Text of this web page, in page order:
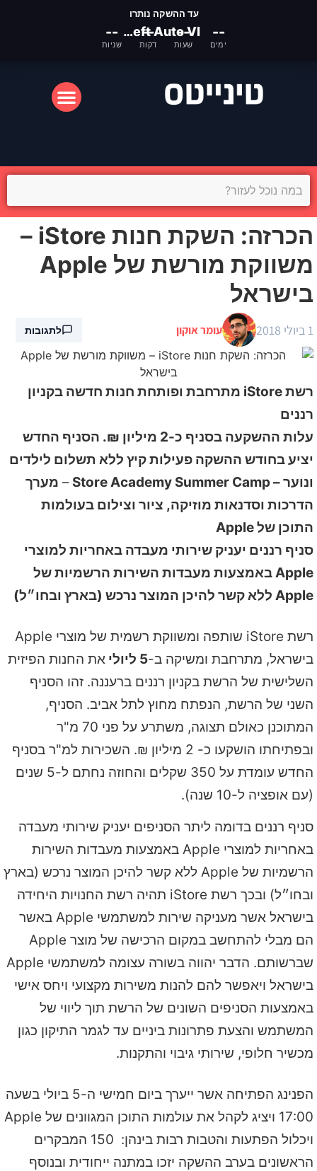
עד ההשקה נותרו
Grand Theft Auto VI --
ימים
--
שעות
--
דקות
--
שניות
הכרזה: השקת חנות iStore –
משווקת מורשת של Apple
בישראל
1 ביולי 2018 עומר אוקון לתגובות
רשתiStore מתרחבת ופותחת חנות חדשה בקניון
רננים
עלות ההשקעה בסניף כ-2 מיליון ₪. הסניף החדש
יציע בחודש ההשקה פעילות קיץ ללא תשלום לילדים
ונוער –
Camp
– מערך
הדרכות וסדנאות מוזיקה, ציור וצילום בעולמות
התוכן שלApple
סניף רננים יעניק שירותי מעבדה באחריות למוצרי
Appleבאמצעות מעבדות השירות הרשמיות של
Apple ללא קשר להיכן המוצר נרכש (בארץ ובחו״ל)
רשת iStore שותפה ומשווקת רשמית של מוצרי Apple
בישראל, מתרחבת ומשיקה ב-5 ליולי
את החנות הפיזית
השלישית של הרשת בקניון רננים ברעננה. זהו הסניף
השני של הרשת, הנפתח מחוץ לתל אביב. הסניף,
המתוכנן כאולם תצוגה, משתרע על פני 70 מ"ר
ובפתיחתו הושקעו כ- 2 מיליון ₪. השכירות למ"ר בסניף
החדש עומדת על 350 שקלים והחוזה נחתם ל-5 שנים
(עם אופציה ל-10 שנה).
סניף רננים בדומה ליתר הסניפים יעניק שירותי מעבדה
באחריות למוצרי Apple באמצעות מעבדות השירות
הרשמיות של Apple ללא קשר להיכן המוצר נרכש (בארץ
ובחו״ל) ובכך רשת iStore תהיה רשת החנויות היחידה
בישראל אשר מעניקה שירות למשתמשי Apple באשר
הם מבלי להתחשב במקום הרכישה של מוצר Apple
שברשותם. הדבר יהווה בשורה עצומה למשתמשי Apple
בישראל ויאפשר להם להנות משירות מקצועי ויחס אישי
באמצעות הסניפים השונים של הרשת תוך ליווי של
המשתמש והצעת פתרונות ביניים עד לגמר התיקון כגון
מכשיר חלופי, שירותי גיבוי והתקנות.
הפנינג הפתיחה אשר ייערך ביום חמישי ה-5 ביולי בשעה
17:00 ויציג לקהל את עולמות התוכן המגוונים של Apple
ויכלול הפתעות והטבות רבות בינהן: 150 המבקרים
הראשונים בערב ההשקה יזכו במתנה ייחודית ובנוסף